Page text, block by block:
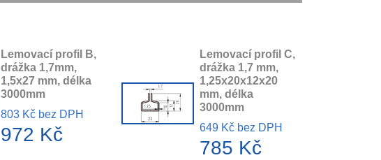
Lemovací profil B,
drážka 1,7mm,
1,5x27 mm, délka
3000mm
803 Kč bez DPH
972 Kč
Lemovací profil C,
drážka 1,7 mm,
1,25x20x12x20
mm, délka
3000mm
649 Kč bez DPH
785 Kč